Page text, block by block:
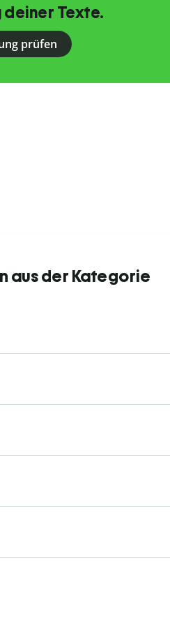
Texte.
prüfen
aus der Kategorie